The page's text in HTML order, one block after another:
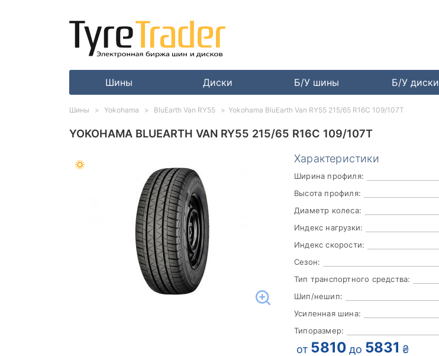
Шины Диски Б/У шины Б/У диски
YOKOHAMA BLUEARTH VAN RY55 215/65 R16C 109/107T
Характеристики
Ширина профиля:
Высота профиля:
Диаметр колеса:
Индекс нагрузки:
Индекс скорости:
Сезон:
Тип транспортного средства:
Шип/нешип:
Усиленная шина:
Типоразмер:
от 5810 до 5831 ₴
Шины Yokohama BluEarth Van RY55 Yokohama BluEarth Van RY55 215/65 R16C 109/107T